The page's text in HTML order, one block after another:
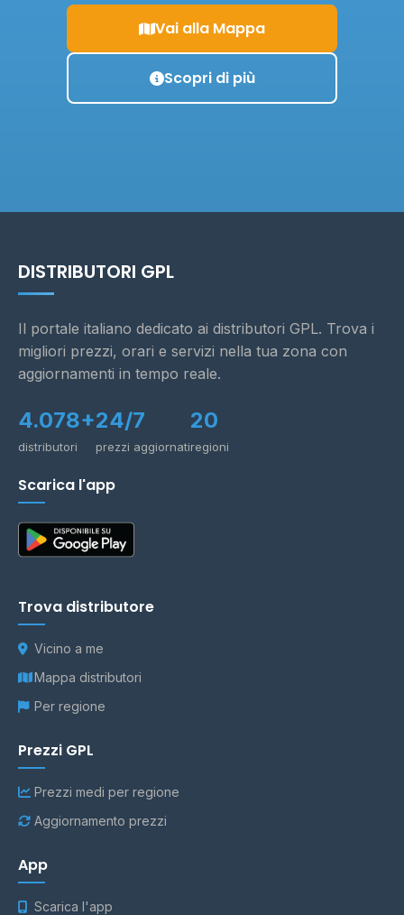
Vai alla Mappa
Scopri di più
DISTRIBUTORI GPL
Il portale italiano dedicato ai distributori GPL. Trova i
migliori prezzi, orari e servizi nella tua zona con
aggiornamenti in tempo reale.
4.078+
distributori
24/7
prezzi aggiornati
20
regioni
Scarica l'app
Trova distributore
Vicino a me
Mappa distributori
Per regione
Prezzi GPL
Prezzi medi per regione
Aggiornamento prezzi
App
Scarica l'app